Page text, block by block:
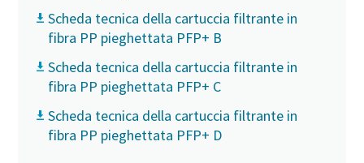
Scheda tecnica della cartuccia filtrante in
fibra PP pieghettata PFP+ B
Scheda tecnica della cartuccia filtrante in
fibra PP pieghettata PFP+ C
Scheda tecnica della cartuccia filtrante in
fibra PP pieghettata PFP+ D